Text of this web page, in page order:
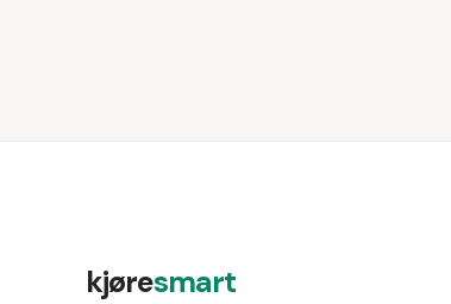
kjøresmart